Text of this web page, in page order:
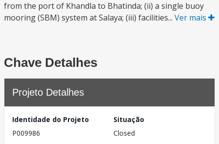
from the port of Khandla to Bhatinda; (ii) a single buoy
mooring (SBM) system at Salaya; (iii) facilities... Ver mais
Chave Detalhes
Projeto Detalhes
Identidade do Projeto
P009986
Situação
Closed